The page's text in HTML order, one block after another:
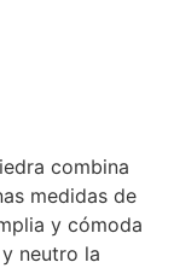
combina
medidas de
y cómoda
neutro la